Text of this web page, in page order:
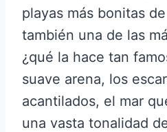
playas más bonitas
también una de las
¿qué la hace tan
suave arena, los
acantilados, el mar
una vasta tonalidad